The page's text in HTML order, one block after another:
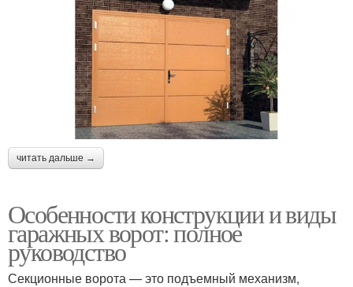
читать дальше →
Особенности конструкции и виды
гаражных ворот: полное
руководство
Секционные ворота — это подъемный механизм,